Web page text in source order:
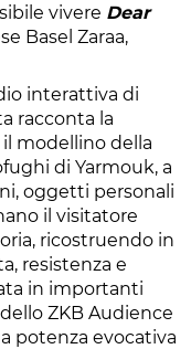
vivere Dear
Basel Zaraa,
interattiva di
racconta la
modellino della
di Yarmouk, a
oggetti personali
il visitatore
ricostruendo in
resistenza e
in importanti
ZKB Audience
potenza evocativa